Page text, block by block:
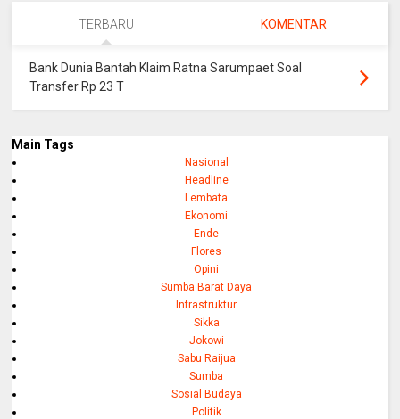
TERBARU KOMENTAR
Bank Dunia Bantah Klaim Ratna Sarumpaet Soal
Transfer Rp 23 T
Main Tags
Nasional
Headline
Lembata
Ekonomi
Ende
Flores
Opini
Sumba Barat Daya
Infrastruktur
Sikka
Jokowi
Sabu Raijua
Sumba
Sosial Budaya
Politik